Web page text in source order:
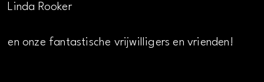
Linda Rooker
en onze fantastische vrijwilligers en vrienden!